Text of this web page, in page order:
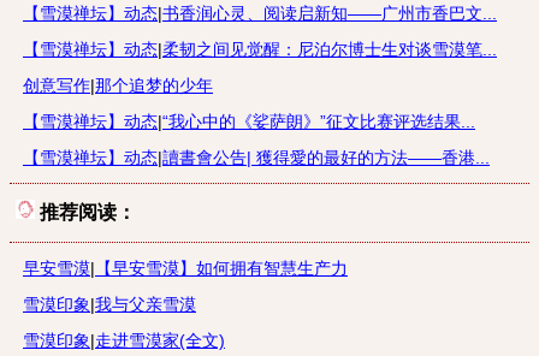
【雪漠禅坛】动态|书香润心灵、阅读启新知——广州市香巴文...
【雪漠禅坛】动态|柔韧之间见觉醒：尼泊尔博士生对谈雪漠笔...
创意写作|那个追梦的少年
【雪漠禅坛】动态|“我心中的《娑萨朗》”征文比赛评选结果...
【雪漠禅坛】动态|讀書會公告| 獲得愛的最好的方法——香港...
推荐阅读：
早安雪漠| 【早安雪漠】如何拥有智慧生产力
雪漠印象|我与父亲雪漠
雪漠印象|走进雪漠家(全文)